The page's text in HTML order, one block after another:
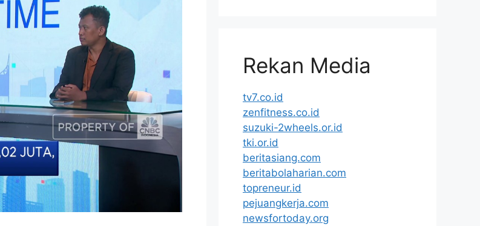
Rekan Media
tv7.co.id
zenfitness.co.id
suzuki-2wheels.or.id
tki.or.id
beritasiang.com
beritabolaharian.com
topreneur.id
pejuangkerja.com
newsfortoday.org